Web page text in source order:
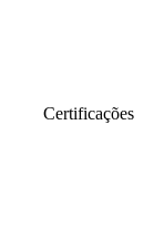
Certificações